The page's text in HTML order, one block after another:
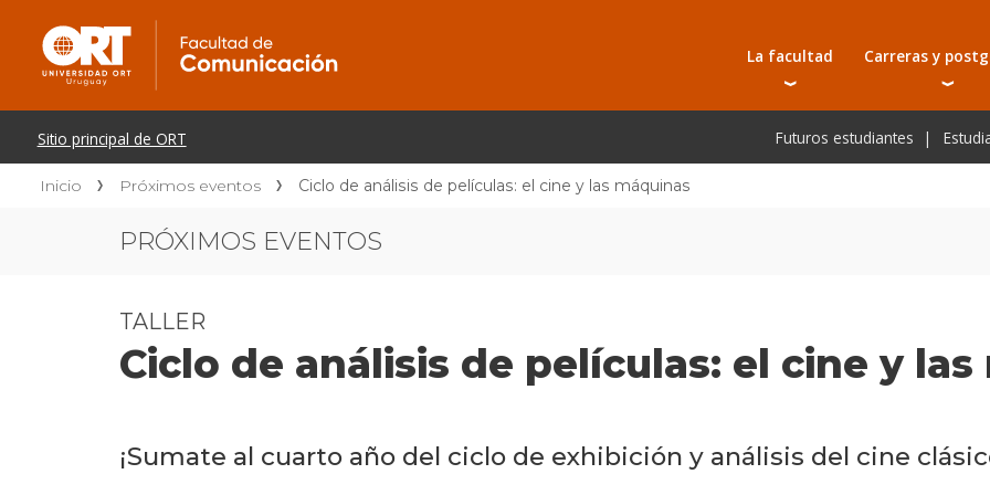
La facultad
Autoridades
Carreras y
Carreras
Tecnicaturas
Futuros estudiantes
Inicio Próximos eventos Ciclo de análisis de películas: el cine y las máquinas
PRÓXIMOS EVENTOS
Ciclo de análisis de películas: el cine y las
TALLER
¡Sumate al cuarto año del ciclo de exhibición y análisis del cine